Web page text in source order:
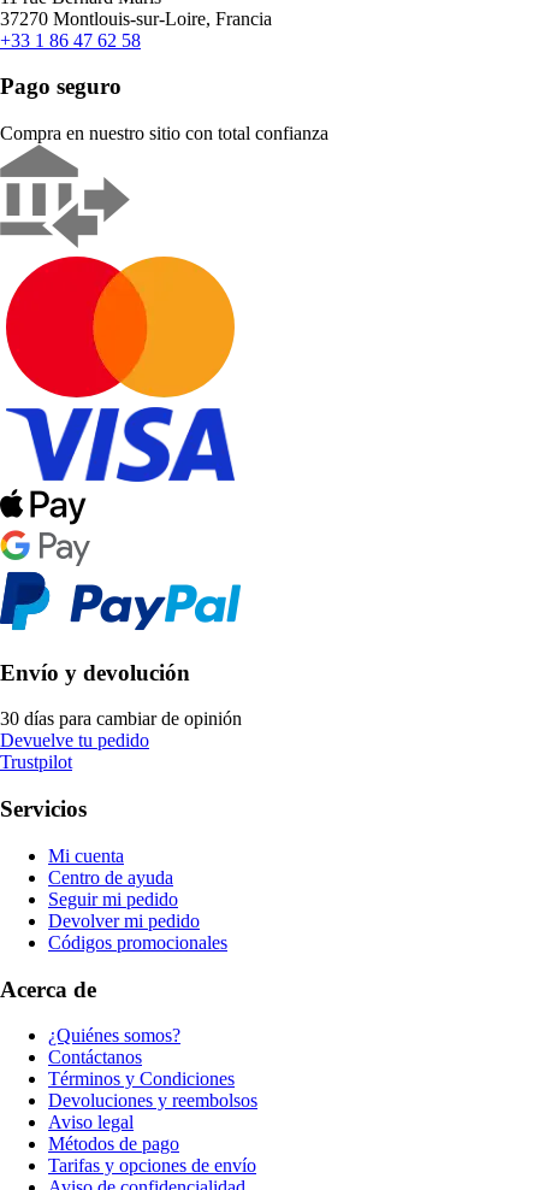
37270 Montlouis-sur-Loire, Francia
+33 1 86 47 62 58
Pago seguro
Compra en nuestro sitio con total confianza
Envío y devolución
30 días para cambiar de opinión
Devuelve tu pedido
Trustpilot
Servicios
Mi cuenta
Centro de ayuda
Seguir mi pedido
Devolver mi pedido
Códigos promocionales
Acerca de
¿Quiénes somos?
Contáctanos
Términos y Condiciones
Devoluciones y reembolsos
Aviso legal
Métodos de pago
Tarifas y opciones de envío